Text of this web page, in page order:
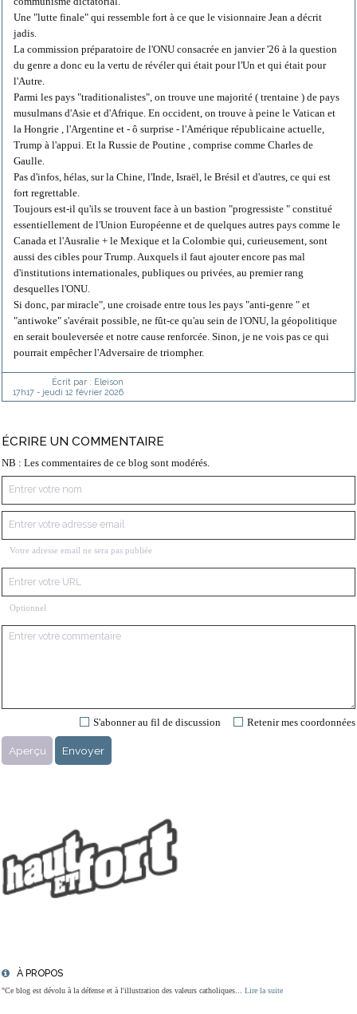
À PROPOS
"Ce blog est dévolu à la défense et à l'illustration des valeurs catholiques... Lire la suite
Une "lutte finale" qui ressemble fort à ce que le visionnaire Jean a décrit
jadis.
La commission préparatoire de l'ONU consacrée en janvier '26 à la question
du genre a donc eu la vertu de révéler qui était pour l'Un et qui était pour
l'Autre.
Parmi les pays "traditionalistes", on trouve une majorité ( trentaine ) de pays
musulmans d'Asie et d'Afrique. En occident, on trouve à peine le Vatican et
la Hongrie , l'Argentine et - ô surprise - l'Amérique républicaine actuelle,
Trump à l'appui. Et la Russie de Poutine , comprise comme Charles de
Gaulle.
Pas d'infos, hélas, sur la Chine, l'Inde, Israël, le Brésil et d'autres, ce qui est
fort regrettable.
Toujours est-il qu'ils se trouvent face à un bastion "progressiste " constitué
essentiellement de l'Union Européenne et de quelques autres pays comme le
Canada et l'Ausralie + le Mexique et la Colombie qui, curieusement, sont
aussi des cibles pour Trump. Auxquels il faut ajouter encore pas mal
d'institutions internationales, publiques ou privées, au premier rang
desquelles l'ONU.
Si donc, par miracle", une croisade entre tous les pays "anti-genre " et
"antiwoke" s'avérait possible, ne fût-ce qu'au sein de l'ONU, la géopolitique
en serait bouleversée et notre cause renforcée. Sinon, je ne vois pas ce qui
pourrait empêcher l'Adversaire de triompher.
Écrit par : Eleison
17h17- jeudi 12 février 2026
ÉCRIRE UN COMMENTAIRE
NB : Les commentaires de ce blog sont modérés.
Votre adresse email ne sera pas publiée
Optionnel
Retenir mes coordonnées
S'abonner au fil de discussion